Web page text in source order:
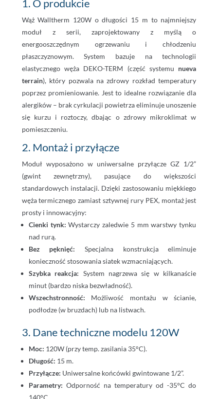
1. O produkcie
Wąż Walltherm 120W o długości 15 m to najmniejszy
moduł z serii, zaprojektowany z myślą o
energooszczędnym ogrzewaniu i chłodzeniu
płaszczyznowym. System bazuje na technologii
elastycznego węża DEKO-TERM (część systemu nueva
terrain), który pozwala na zdrowy rozkład temperatury
poprzez promieniowanie. Jest to idealne rozwiązanie dla
alergików – brak cyrkulacji powietrza eliminuje unoszenie
się kurzu i roztoczy, dbając o zdrowy mikroklimat w
pomieszczeniu.
2. Montaż i przyłącze
Moduł wyposażono w uniwersalne przyłącze GZ 1/2”
(gwint zewnętrzny), pasujące do większości
standardowych instalacji. Dzięki zastosowaniu miękkiego
węża termicznego zamiast sztywnej rury PEX, montaż jest
prosty i innowacyjny:
Cienki tynk: Wystarczy zaledwie 5 mm warstwy tynku
nad rurą.
Bez pęknięć: Specjalna konstrukcja eliminuje
konieczność stosowania siatek wzmacniających.
Szybka reakcja: System nagrzewa się w kilkanaście
minut (bardzo niska bezwładność).
Wszechstronność: Możliwość montażu w ścianie,
podłodze (w bruzdach) lub na listwach.
3. Dane techniczne modelu 120W
Moc: 120W (przy temp. zasilania 35°C).
Długość: 15 m.
Przyłącze: Uniwersalne końcówki gwintowane 1/2”.
Parametry: Odporność na temperatury od -35°C do
140°C.